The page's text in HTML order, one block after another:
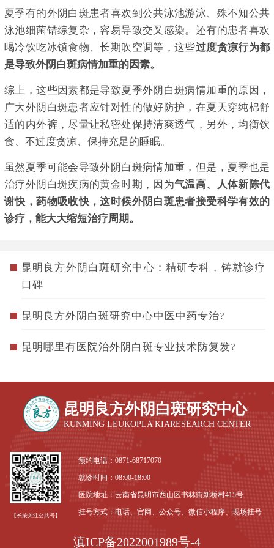
夏季有的外阴白斑患者喜欢到公共泳池游泳、殊不知公共
泳池细菌错综复杂，容易导致交叉感染。还有的患者喜欢
喝冷饮吃冰镇食物、长期吹空调等，这些过度贪凉行为都
是导致外阴白斑病情加重的因素。
综上，这些因素都是导致夏季外阴白斑病情加重的原因，
广大外阴白斑患者应针对性的做好防护，在夏天穿纯棉舒
适的内外裤，尽量让私密处保持清爽透气，另外，均衡饮
食、不过度贪凉、保持充足的睡眠。
虽然夏季可能会导致外阴白斑病情加重，但是，夏季也是
治疗外阴白斑疾病的黄金时期，因为气温高、人体新陈代
谢快，药物吸收快，这时候外阴白斑患者接受科学有效的
诊疗，能大大缩短治疗周期。
昆明良方外阴白斑研究中心：精研专科，铸就诊疗
口碑
昆明良方外阴白斑研究中心中医中药专治?
昆明哪里有医院治外阴白斑专业技术防复发?
昆明良方外阴白斑研究中心
KUNMING LEUKOPLA KIARESEARCH CENTER
【长按关注公共号】
预约电话：0871-68717070
就诊时间：08:00-18:00
医院地址：云南省昆明市西山区书林街新桥村415号
挂号方式：电话、官网、公众号、微信小程序、现场挂号
滇ICP备2022001989号-4